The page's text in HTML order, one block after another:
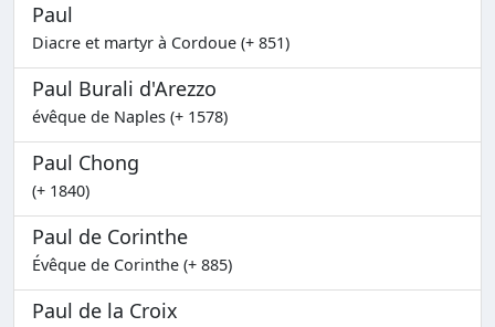
Paul
Diacre et martyr à Cordoue (+ 851)
Paul Burali d'Arezzo
évêque de Naples (+ 1578)
Paul Chong
(+ 1840)
Paul de Corinthe
Évêque de Corinthe (+ 885)
Paul de la Croix